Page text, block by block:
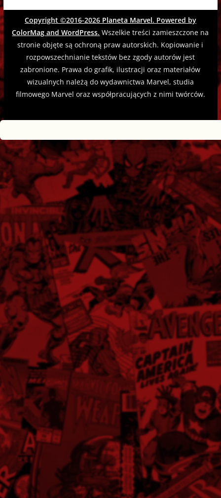
Copyright ©2016-2026 Planeta Marvel. Powered by
ColorMag andWordPress. Wszelkie treści zamieszczone na
stronie objęte są ochroną praw autorskich. Kopiowanie i
rozpowszechnianie tekstów bez zgody autorów jest
zabronione. Prawa do grafik, ilustracji oraz materiałów
wizualnych należą do wydawnictwa Marvel, studia
filmowego Marvel oraz współpracujących z nimi twórców.